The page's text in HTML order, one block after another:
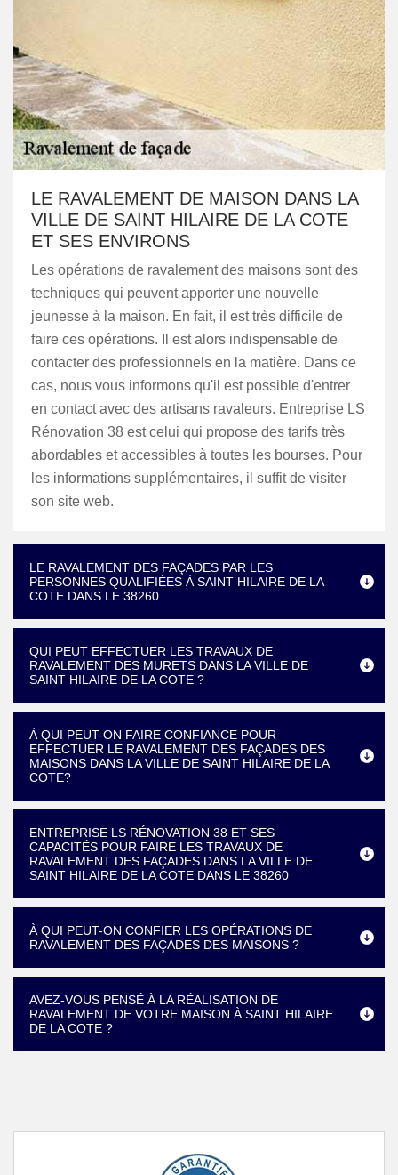
LE RAVALEMENT DE MAISON DANS LA
VILLE DE SAINT HILAIRE DE LA COTE
ET SES ENVIRONS
Les opérations de ravalement des maisons sont des
techniques qui peuvent apporter une nouvelle
jeunesse à la maison. En fait, il est très difficile de
faire ces opérations. Il est alors indispensable de
contacter des professionnels en la matière. Dans ce
cas, nous vous informons qu'il est possible d'entrer
en contact avec des artisans ravaleurs. Entreprise LS
Rénovation 38 est celui qui propose des tarifs très
abordables et accessibles à toutes les bourses. Pour
les informations supplémentaires, il suffit de visiter
son site web.
LE RAVALEMENT DES FAÇADES PAR LES
PERSONNES QUALIFIÉES À SAINT HILAIRE DE LA
COTE DANS LE 38260
QUI PEUT EFFECTUER LES TRAVAUX DE
RAVALEMENT DES MURETS DANS LA VILLE DE
SAINT HILAIRE DE LA COTE ?
À QUI PEUT-ON FAIRE CONFIANCE POUR
EFFECTUER LE RAVALEMENT DES FAÇADES DES
MAISONS DANS LA VILLE DE SAINT HILAIRE DE LA
COTE?
ENTREPRISE LS RÉNOVATION 38 ET SES
CAPACITÉS POUR FAIRE LES TRAVAUX DE
RAVALEMENT DES FAÇADES DANS LA VILLE DE
SAINT HILAIRE DE LA COTE DANS LE 38260
À QUI PEUT-ON CONFIER LES OPÉRATIONS DE
RAVALEMENT DES FAÇADES DES MAISONS ?
AVEZ-VOUS PENSÉ À LA RÉALISATION DE
RAVALEMENT DE VOTRE MAISON À SAINT HILAIRE
DE LA COTE ?